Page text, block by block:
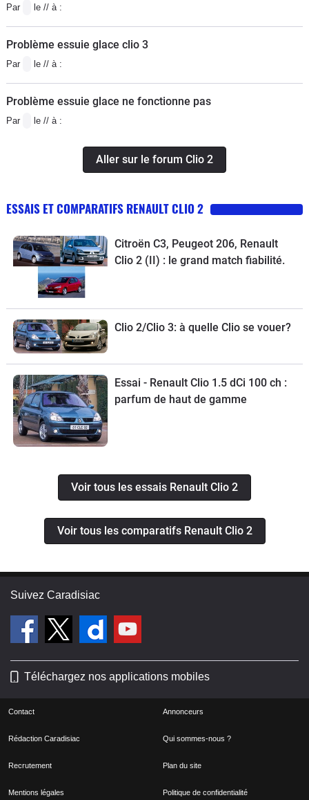
Par le // à :
Problème essuie glace clio 3
Par le // à :
Problème essuie glace ne fonctionne pas
Par le // à :
Aller sur le forum Clio 2
ESSAIS ET COMPARATIFS RENAULT CLIO 2
Citroën C3, Peugeot 206, Renault
Clio 2 (II) : le grand match fiabilité.
Clio 2/Clio 3: à quelle Clio se vouer?
Essai - Renault Clio 1.5 dCi 100 ch :
parfum de haut de gamme
Voir tous les essais Renault Clio 2
Voir tous les comparatifs Renault Clio 2
Suivez Caradisiac
Téléchargez nos applications mobiles
Contact Annonceurs
Rédaction Caradisiac Qui sommes-nous ?
Recrutement Plan du site
Mentions légales Politique de confidentialité